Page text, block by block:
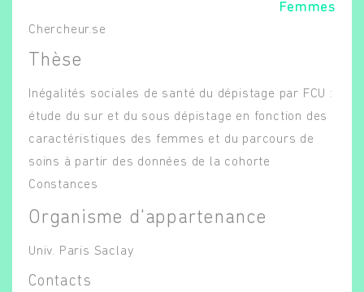
Femmes
Chercheur.se
Thèse
Inégalités sociales de santé du dépistage par FCU :
étude du sur et du sous dépistage en fonction des
caractéristiques des femmes et du parcours de
soins à partir des données de la cohorte
Constances
Organisme d'appartenance
Univ. Paris Saclay